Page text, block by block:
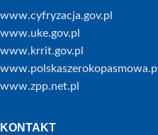
www.cyfryzacja.gov.pl
www.uke.gov.pl
www.krrit.gov.pl
www.polskaszerokopasmowa.pl
www.zpp.net.pl
KONTAKT